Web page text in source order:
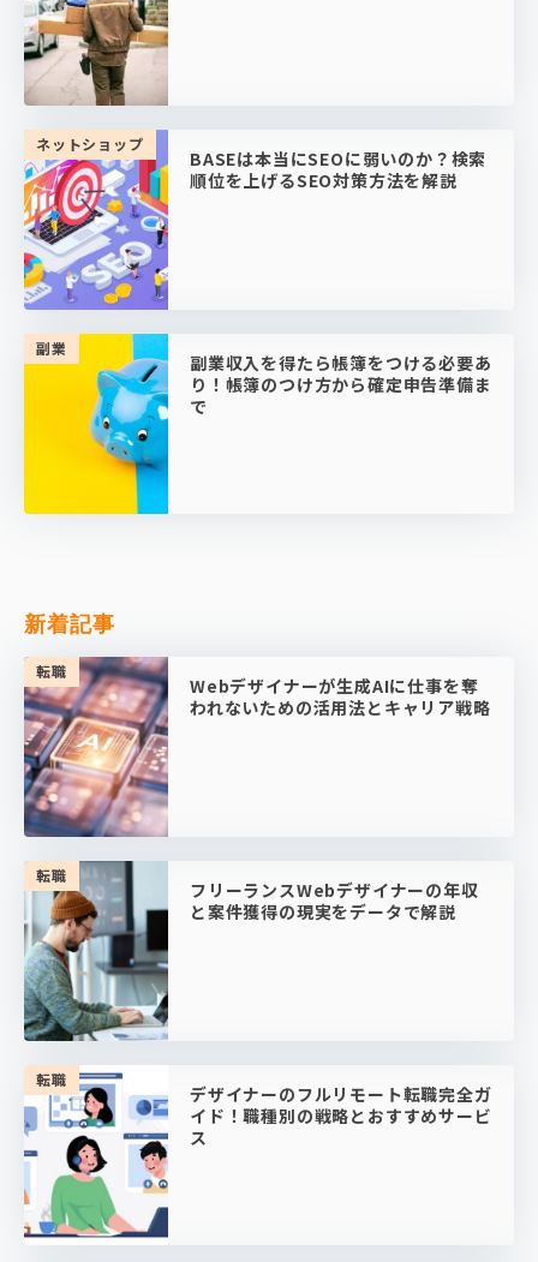
ネットショップ
BASEは本当にSEOに弱いのか？検索
順位を上げるSEO対策方法を解説
副業
副業収入を得たら帳簿をつける必要あ
り！帳簿のつけ方から確定申告準備ま
で
新着記事
転職
Webデザイナーが生成AIに仕事を奪
われないための活用法とキャリア戦略
転職
フリーランスWebデザイナーの年収
と案件獲得の現実をデータで解説
転職
デザイナーのフルリモート転職完全ガ
イド！職種別の戦略とおすすめサービ
ス